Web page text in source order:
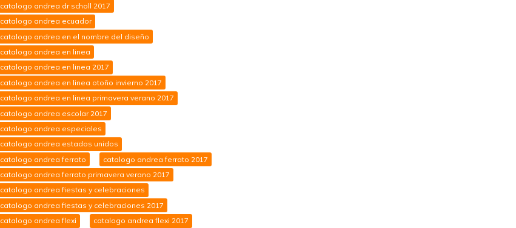
catalogo andrea dr scholl 2017
catalogo andrea ecuador
catalogo andrea en el nombre del diseño
catalogo andrea en linea
catalogo andrea en linea 2017
catalogo andrea en linea otoño invierno 2017
catalogo andrea en linea primavera verano 2017
catalogo andrea escolar 2017
catalogo andrea especiales
catalogo andrea estados unidos
catalogo andrea ferrato
catalogo andrea ferrato 2017
catalogo andrea ferrato primavera verano 2017
catalogo andrea fiestas y celebraciones
catalogo andrea fiestas y celebraciones 2017
catalogo andrea flexi
catalogo andrea flexi 2017